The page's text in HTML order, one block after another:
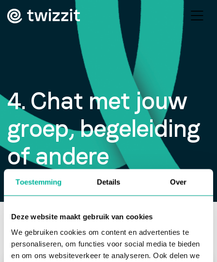
Toestemming Details Over
Deze website maakt gebruik van cookies
We gebruiken cookies om content en advertenties te
personaliseren, om functies voor social media te bieden
en om ons websiteverkeer te analyseren. Ook delen we
4. Chat met jouw
groep, begeleiding
of andere
personen
Help center >
Aan de slag met Twizzit als eindgebruiker
>
4. Chat met jouw groep, begeleiding of andere
personen